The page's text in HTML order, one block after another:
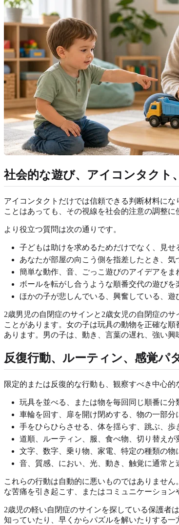
社会的な遊び、アイコンタクト
アイコンタクトだけでは信頼できる判断材料に
ことはあっても、その視線を社会的注意の調整に
より役立つ質問は次の通りです。
子どもは助けを求めるためだけでなく、見せ
あなたが部屋の向こう側を指差したとき、気
簡単な動作、音、ごっこ遊びのアイデアをま
ボールを転がし合うような順番交代の遊びを
ほかの子が悲しんでいる、興奮している、
2歳男児の自閉症のサインと2歳女児の自閉症の
ことがあります。女の子は玩具の動物を正確な
あります。男の子は、動き、言葉の遅れ、強い
反復行動、ルーティン、感覚パ
限定的または反復的な行動も、観察すべき中心
玩具を並べる、または物を毎回同じ順番に分
車輪を回す、扉を開け閉めする、物の一部分
手をひらひらさせる、体を揺らす、跳ぶ、
道順、ルーティン、服、食べ物、切り替えが
文字、数字、乗り物、家電、特定の種類の物
音、質感、におい、光、動き、触覚に通常と
これらの行動は自動的に悪いものではありませ
な苦痛を引き起こす、またはコミュニケーション
2歳児の軽い自閉症のサインを探している保護者
知っていたり、早くからパズルを解いたりする